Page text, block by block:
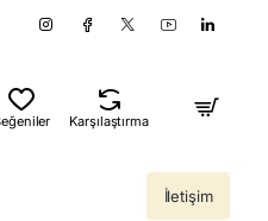
Karşılaştırma
İletişim